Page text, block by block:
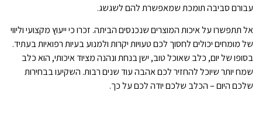
עבורם סביבה תומכת שמאפשרת להם לשגשג.
אל תתפשרו על איכות המוצרים שנכנסים הביתה. זכרו כי ייעוץ מקצועי וליווי
של מומחים יכולים לחסוך לכם טעויות יקרות ולמנוע בעיות רפואיות בעתיד.
בסופו של יום, כלב שאוכל טוב, ישן בנחת ונהנה מציוד איכותי, הוא כלב
שמח יותר שיוכל להחזיר לכם אהבה עוד שנים רבות. השקיעו בבחירות
שלכם היום – הכלב שלכם יודה לכם על כך.